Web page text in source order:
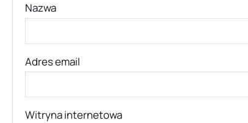
Nazwa
Adres email
Witryna internetowa